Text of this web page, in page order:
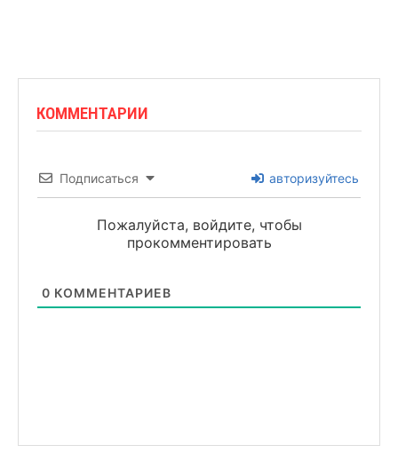
КОММЕНТАРИИ
Подписаться авторизуйтесь
Пожалуйста, войдите, чтобы
прокомментировать
0 КОММЕНТАРИЕВ